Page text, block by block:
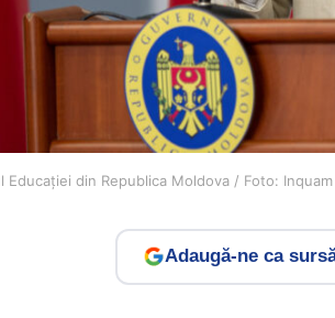
Educației din Republica Moldova / Foto:
Adaugă-ne ca